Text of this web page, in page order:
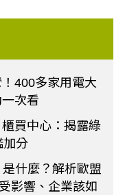
400多家用電大
次看
買中心：揭露綠
加分
什麼？解析歐盟
影響、企業該如